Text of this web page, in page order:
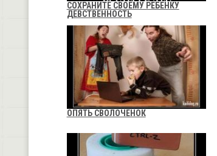
СОХРАНИТЕ СВОЕМУ РЕБЕНКУ
ДЕВСТВЕННОСТЬ
ОПЯТЬ СВОЛОЧЕНОК